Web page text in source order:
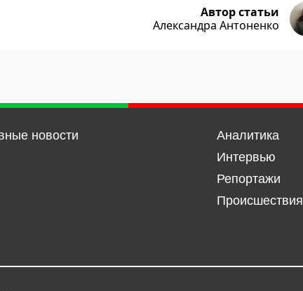
Автор статьи
Александра Антоненко
новости
Аналитика
Интервью
Репортажи
Происшествия